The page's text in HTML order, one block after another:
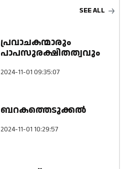
SEE ALL
പ്രവാചകന്മാരും
പാപസുരക്ഷിതത്വവും
2024-11-01 09:35:07
ബറകത്തെടുക്കൽ
2024-11-01 10:29:57